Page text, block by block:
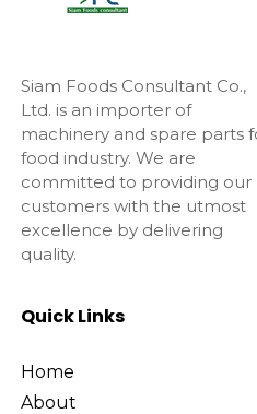
Siam Foods Consultant Co.,
Ltd. is an importer of
machinery and spare parts
food industry. We are
committed to providing our
customers with the utmost
excellence by delivering
quality.
Quick Links
Home
About